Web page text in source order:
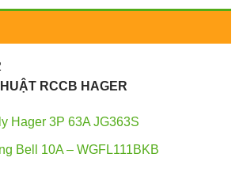
RCCB HAGER
Hager 3P 63A JG363S
Bell 10A – WGFL111BKB